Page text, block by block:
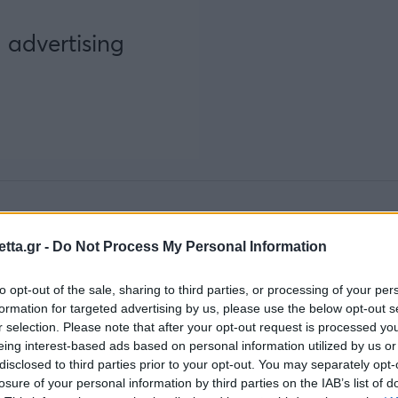
- Do Not Process My Personal Information
opt-out of the sale, sharing to third parties, or processing of your
for targeted advertising by us, please use the below opt-out
selection. Please note that after your opt-out request is processed
interest-based ads based on personal information utilized by us
to third parties prior to your opt-out. You may separately
of your personal information by third parties on the IAB’s list of
2021-22 στην Εθνική Ομάδα Κορασίδων Α', όπου η
στο Montceau-les-Mines της Γαλλίας!
του 2025 φοιτά στοΕθνικό Μετσόβειο
Αθήνα, πετυχαίνει πλέον νέες διακρίσεις τόσο με
ανελλιπώς από την ηλικία των 15 ετών!
της και για το απαιτητικό «μονοπάτι» του